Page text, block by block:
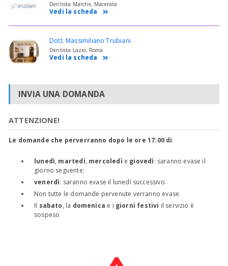
Dentista Marche, Macerata
Vedi la scheda
Dott. Massimiliano Trubiani
Dentista Lazio, Roma
Vedi la scheda
INVIA UNA DOMANDA
ATTENZIONE!
Le domande che perverranno dopo le ore 17:00 di:
lunedì, martedì, mercoledì e giovedì: saranno evase il
giorno seguente;
venerdì: saranno evase il lunedì successivo.
Non tutte le domande pervenute verranno evase.
Il sabato, la domenica e i giorni festivi il servizio è
sospeso